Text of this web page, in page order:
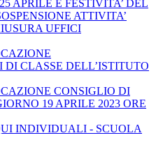
APRILE E FESTIVITA’ DEL
ATTIVITA’
UFFICI
DI CLASSE DELL’ISTITUTO
CONSIGLIO DI
19 APRILE 2023 ORE
INDIVIDUALI - SCUOLA